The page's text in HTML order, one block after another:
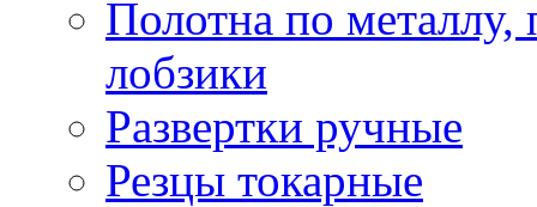
Полотна по
лобзики
Развертки ручные
Резцы токарные